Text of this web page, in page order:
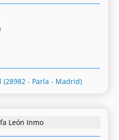
(28982 - Parla - Madrid)
León Inmo